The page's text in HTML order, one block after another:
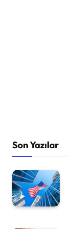
Son Yazılar